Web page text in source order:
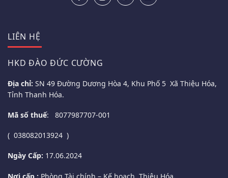
LIÊN HỆ
HKD ĐÀO ĐỨC CƯỜNG
Địa chỉ: SN 49 Đường Dương Hòa 4, Khu Phố 5 Xã Thiệu Hóa,
Tỉnh Thanh Hóa.
Mã số thuế: 8077987707-001
( 038082013924 )
Ngày Cấp: 17.06.2024
Nơi cấp : Phòng Tài chính – Kế hoạch Thiệu Hóa.